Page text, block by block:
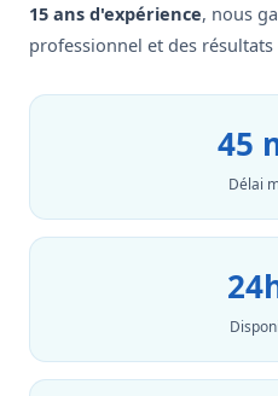
15 ans d'expérience, nous
professionnel et des
45
Délai